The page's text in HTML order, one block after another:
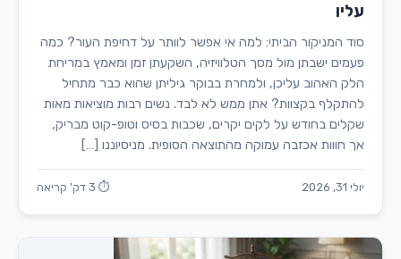
עליו
סוד המניקור הביתי: למה אי אפשר לוותר על דחיפת העור? כמה
פעמים ישבתן מול מסך הטלוויזיה, השקעתן זמן ומאמץ במריחת
הלק האהוב עליכן, ולמחרת בבוקר גיליתן שהוא כבר מתחיל
להתקלף בקצוות? אתן ממש לא לבד. נשים רבות מוציאות מאות
שקלים בחודש על לקים יקרים, שכבות בסיס וטופ-קוט מבריק,
אך חווות אכזבה עמוקה מהתוצאה הסופית. מניסיוננו […]
יולי 31, 2026 ⏱ 3 דק' קריאה